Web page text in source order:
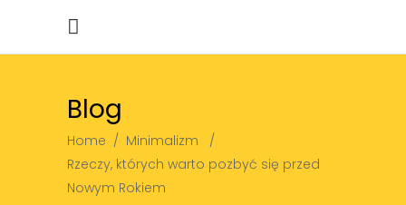
Blog
Home / Minimalizm
/
Rzeczy, których warto pozbyć się przed
Nowym Rokiem